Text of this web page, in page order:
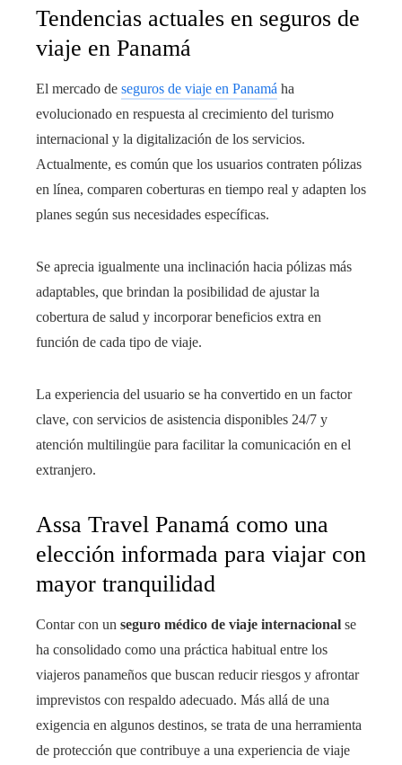
Tendencias actuales en seguros de
viaje en Panamá
El mercado de seguros de viaje en Panamá ha
evolucionado en respuesta al crecimiento del turismo
internacional y la digitalización de los servicios.
Actualmente, es común que los usuarios contraten pólizas
en línea, comparen coberturas en tiempo real y adapten los
planes según sus necesidades específicas.
Se aprecia igualmente una inclinación hacia pólizas más
adaptables, que brindan la posibilidad de ajustar la
cobertura de salud y incorporar beneficios extra en
función de cada tipo de viaje.
La experiencia del usuario se ha convertido en un factor
clave, con servicios de asistencia disponibles 24/7 y
atención multilingüe para facilitar la comunicación en el
extranjero.
Assa Travel Panamá como una
elección informada para viajar con
mayor tranquilidad
Contar con un seguro médico de viaje internacional se
ha consolidado como una práctica habitual entre los
viajeros panameños que buscan reducir riesgos y afrontar
imprevistos con respaldo adecuado. Más allá de una
exigencia en algunos destinos, se trata de una herramienta
de protección que contribuye a una experiencia de viaje